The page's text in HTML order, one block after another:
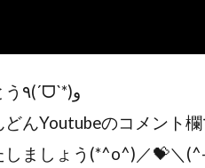
最後まで読んでくれて、ありがとう٩(ˊᗜˋ*)و
んYoutubeのコメント
しましょう(*^o^)／💝＼